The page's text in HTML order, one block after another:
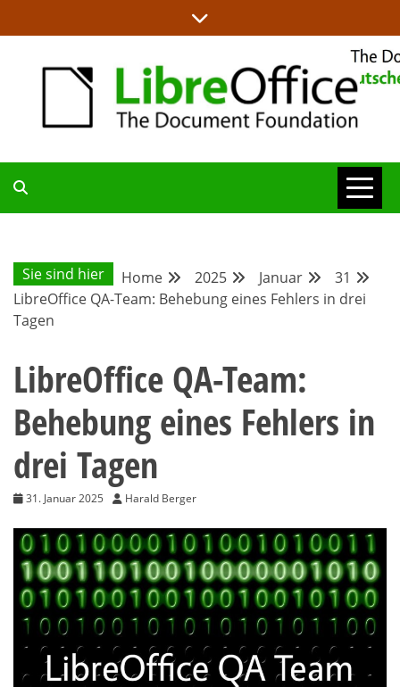
to
DEUTSCHER
COMMUNITY-
BLOG
Sie sind hier Home 2025 Januar
31
LibreOffice QA-Team: Behebung eines Fehlers in drei
Tagen
LibreOffice QA-Team:
Behebung eines Fehlers in
drei Tagen
31. Januar 2025 Harald Berger